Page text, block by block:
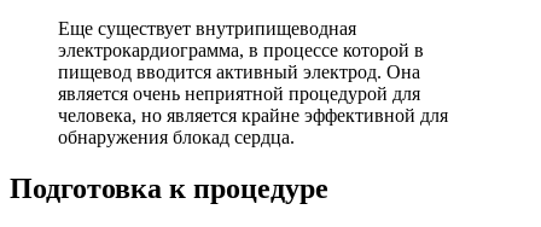
Еще существует внутрипищеводная
электрокардиограмма, в процессе которой в
пищевод вводится активный электрод. Она
является очень неприятной процедурой для
человека, но является крайне эффективной для
обнаружения блокад сердца.
Подготовка к процедуре